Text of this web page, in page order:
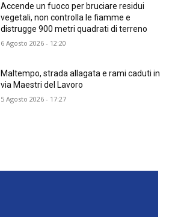
Accende un fuoco per bruciare residui
vegetali, non controlla le fiamme e
distrugge 900 metri quadrati di terreno
6 Agosto 2026 - 12:20
Maltempo, strada allagata e rami caduti in
via Maestri del Lavoro
5 Agosto 2026 - 17:27